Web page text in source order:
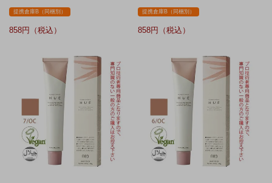
提携倉庫B（同梱別）
858
提携倉庫B（同梱別）
858